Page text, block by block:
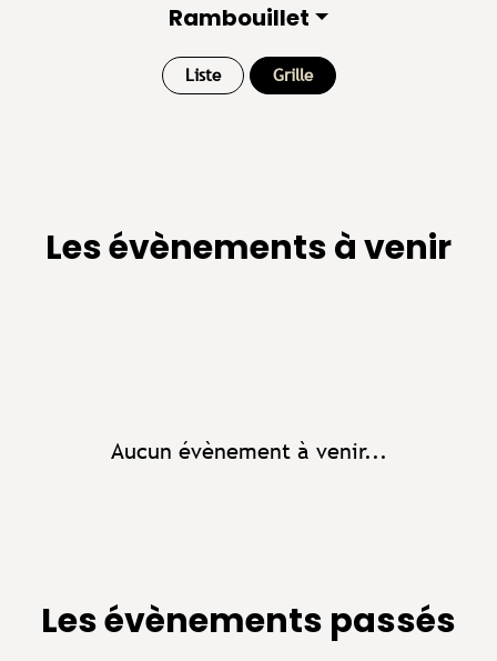
Rambouillet
Liste Grille
Les évènements à venir
Aucun évènement à venir...
Les évènements passés